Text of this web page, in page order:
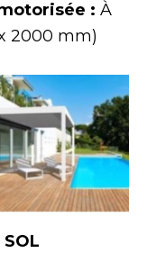
: À
2000 mm)
SOL